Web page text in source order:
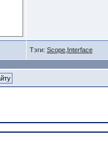
Тэги: Scope,Interface